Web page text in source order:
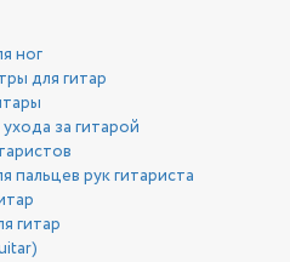
ног
для гитар
за гитарой
пальцев рук гитариста
гитар